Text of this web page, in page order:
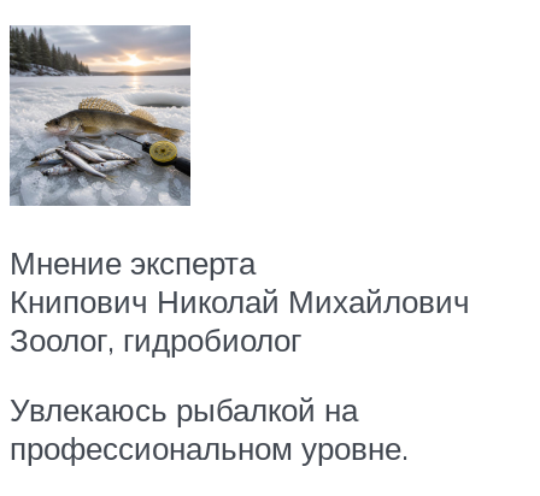
Мнение эксперта
Книпович Николай Михайлович
Зоолог, гидробиолог
Увлекаюсь рыбалкой на
профессиональном уровне.